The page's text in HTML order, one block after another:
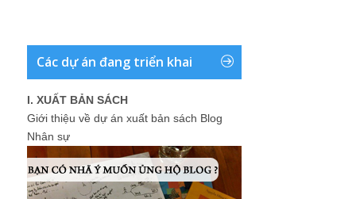
Các dự án đang triển khai
I. XUẤT BẢN SÁCH
Giới thiệu về dự án xuất bản sách Blog
Nhân sự